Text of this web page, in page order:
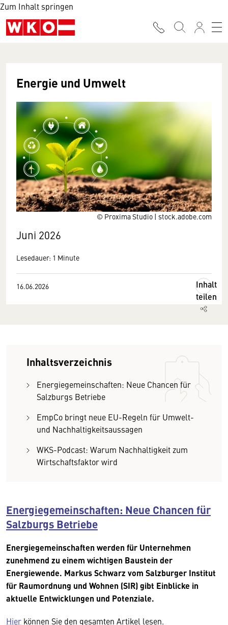
Zum Inhalt springen
© Proxima Studio | stock.adobe.com
Energie und Umwelt
Juni 2026
Lesedauer: 1 Minute
16.06.2026
Inhalt
teilen
Inhaltsverzeichnis
Energiegemeinschaften: Neue Chancen für
Salzburgs Betriebe
EmpCo bringt neue EU-Regeln für Umwelt-
und Nachhaltigkeitsaussagen
WKS-Podcast: Warum Nachhaltigkeit zum
Wirtschaftsfaktor wird
Energiegemeinschaften: Neue Chancen für
Salzburgs Betriebe
Energiegemeinschaften werden für Unternehmen
zunehmend zu einem wichtigen Baustein der
Energiewende. Markus Schwarz vom Salzburger Institut
für Raumordnung und Wohnen (SIR) gibt Einblicke in
aktuelle Entwicklungen und Potenziale.
Hier können Sie den gesamten Artikel lesen.